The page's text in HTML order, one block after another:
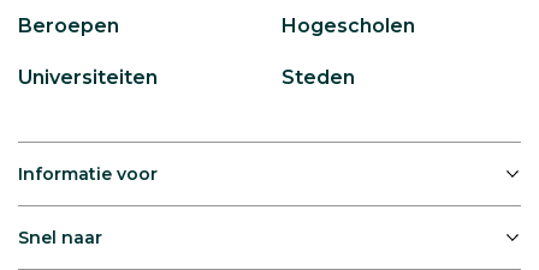
Beroepen Hogescholen
Universiteiten Steden
Informatie voor
Snel naar